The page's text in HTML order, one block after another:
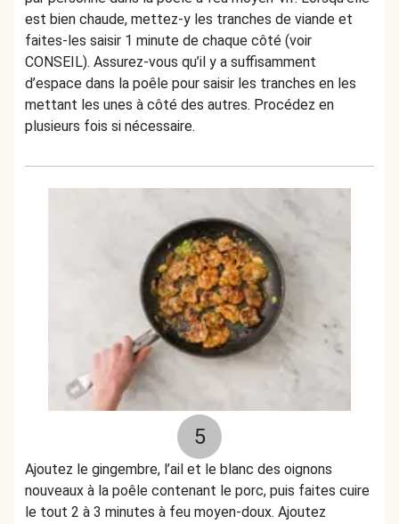
est bien chaude, mettez-y les tranches de viande et
faites-les saisir 1 minute de chaque côté (voir
CONSEIL). Assurez-vous qu’il y a suffisamment
d’espace dans la poêle pour saisir les tranches en les
mettant les unes à côté des autres. Procédez en
plusieurs fois si nécessaire.
5
Ajoutez le gingembre, l’ail et le blanc des oignons
nouveaux à la poêle contenant le porc, puis faites cuire
le tout 2 à 3 minutes à feu moyen-doux. Ajoutez